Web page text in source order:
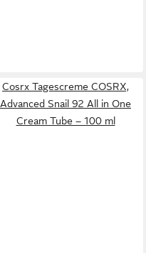
Cosrx Tagescreme COSRX,
Advanced Snail 92 All in One
Cream Tube – 100 ml